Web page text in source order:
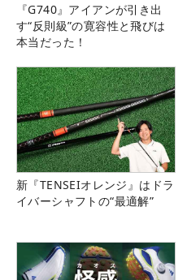
『G740』アイアンが引き出
す“反則級”の寛容性と飛びは
本当だった！
新『TENSEIオレンジ』はドラ
イバーシャフトの“最適解”